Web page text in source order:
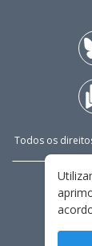
Todos os